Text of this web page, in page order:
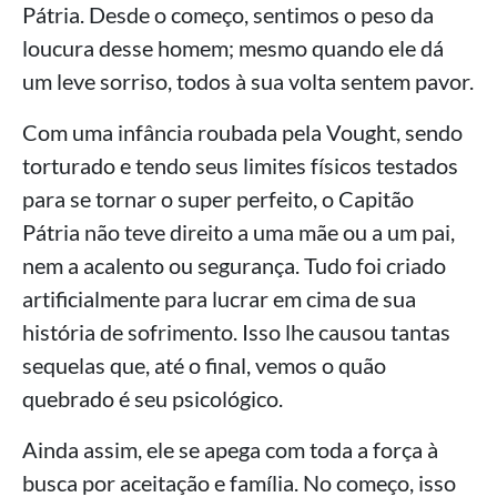
Pátria. Desde o começo, sentimos o peso da
loucura desse homem; mesmo quando ele dá
um leve sorriso, todos à sua volta sentem pavor.
Com uma infância roubada pela Vought, sendo
torturado e tendo seus limites físicos testados
para se tornar o super perfeito, o Capitão
Pátria não teve direito a uma mãe ou a um pai,
nem a acalento ou segurança. Tudo foi criado
artificialmente para lucrar em cima de sua
história de sofrimento. Isso lhe causou tantas
sequelas que, até o final, vemos o quão
quebrado é seu psicológico.
Ainda assim, ele se apega com toda a força à
busca por aceitação e família. No começo, isso